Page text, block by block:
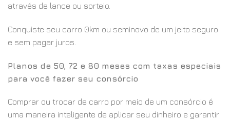
através de lance ou sorteio.
Conquiste seu carro 0km ou seminovo de um jeito seguro
e sem pagar juros.
Planos de 50, 72 e 80 meses com taxas especiais
para você fazer seu consórcio
Comprar ou trocar de carro por meio de um consórcio é
uma maneira inteligente de aplicar seu dinheiro e garantir